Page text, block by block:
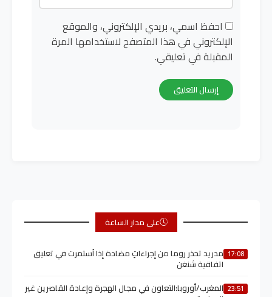
احفظ اسمي، بريدي الإلكتروني، والموقع
الإلكتروني في هذا المتصفح لاستخدامها المرة
المقبلة في تعليقي.
على مدار الساعة
17:08 مدريد تحذر روما من إجراءاتٍ مضادة إذا اُستمرت في تعليق
اتفاقية شنغن
23:51 المغرب/أوروبا:التعاون في مجال الهجرة وإعادة القاصرين غير